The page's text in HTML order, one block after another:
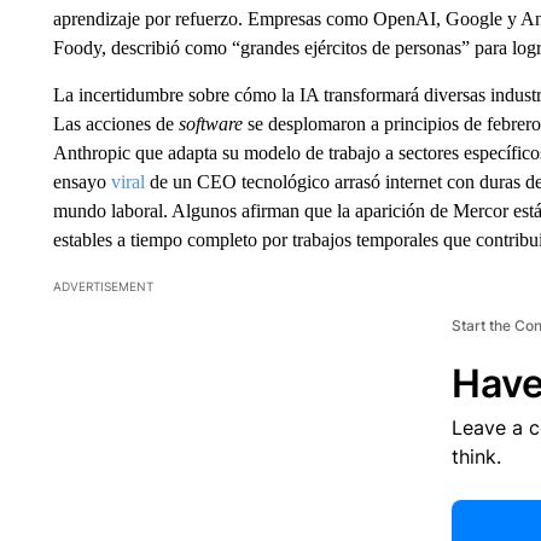
aprendizaje por refuerzo. Empresas como OpenAI, Google y
Foody, describió como “grandes ejércitos de personas” para
La incertidumbre sobre cómo la IA transformará diversas
Las acciones de software se desplomaron a principios de
Anthropic que adapta su modelo de trabajo a sectores
ensayo viral de un CEO tecnológico arrasó internet con duras
mundo laboral. Algunos afirman que la aparición de Mercor
estables a tiempo completo por trabajos temporales que
ADVERTISEMENT
Start the
Leave a
think.